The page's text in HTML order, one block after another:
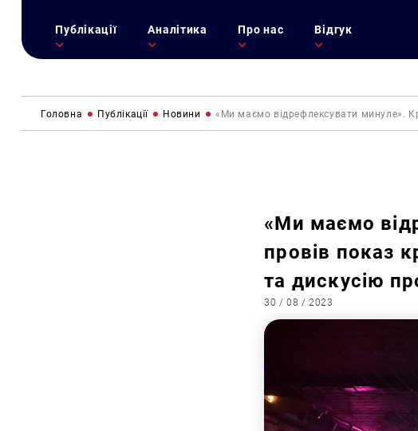
Публікації Аналітика Про нас Відгук
Головна Публікації Новини «Ми маємо відрефлексувати минуле».
«Ми маємо
провів показ
та дискусію
30 / 08 / 2023